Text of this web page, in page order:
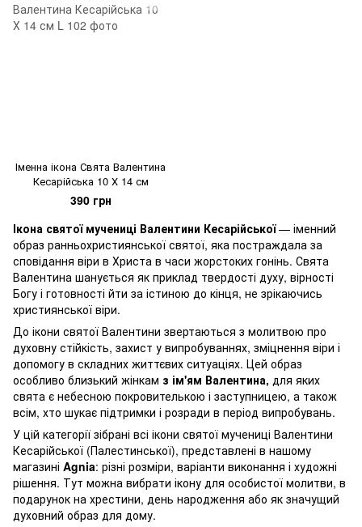
Іменна ікона Свята Валентина
Кесарійська 10 Х 14 см
390 грн
Ікона святої мучениці Валентини Кесарійської— іменний
образ ранньохристиянської святої, яка постраждала за
сповідання віри в Христа в часи жорстоких гонінь. Свята
Валентина шанується як приклад твердості духу, вірності
Богу і готовності йти за істиною до кінця, не зрікаючись
християнської віри.
До ікони святої Валентини звертаються з молитвою про
духовну стійкість, захист у випробуваннях, зміцнення віри і
допомогу в складних життєвих ситуаціях. Цей образ
особливо близький жінкам з ім'ям Валентина, для яких
свята є небесною покровителькою і заступницею, а також
всім, хто шукає підтримки і розради в період випробувань.
У цій категорії зібрані всі ікони святої мучениці Валентини
Кесарійської (Палестинської), представлені в нашому
магазині Agnia: різні розміри, варіанти виконання і художні
рішення. Тут можна вибрати ікону для особистої молитви, в
подарунок на хрестини, день народження або як значущий
духовний образ для дому.